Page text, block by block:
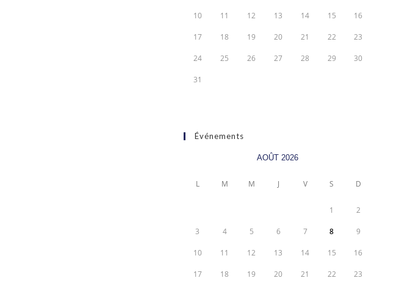
10 11 12 13 14 15 16
17 18 19 20 21 22 23
24 25 26 27 28 29 30
31
Événements
AOÛT 2026
L M M J V S D
1 2
3 4 5 6 7 8 9
10 11 12 13 14 15 16
17 18 19 20 21 22 23